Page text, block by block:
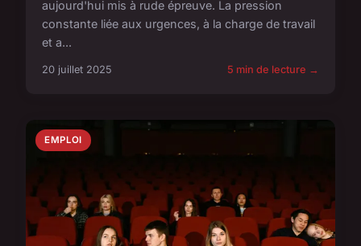
aujourd'hui mis à rude épreuve. La pression
constante liée aux urgences, à la charge de travail
et a...
20 juillet 2025 5 min de lecture →
EMPLOI